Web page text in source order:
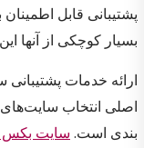
پشتیبانی قابل
بسیار کوچکی از آنها
ارائه خدمات
اصلی انتخاب
بندی است. سایت